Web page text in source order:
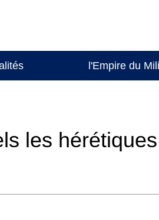
l'Empire du
les